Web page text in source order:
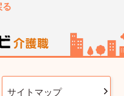
る
サイトマップ